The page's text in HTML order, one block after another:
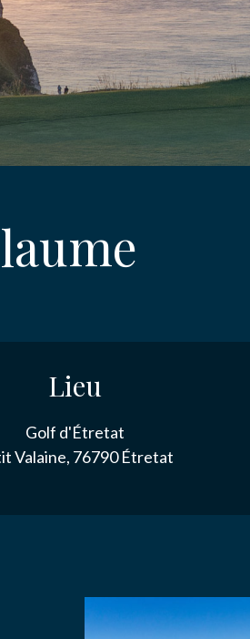
Lieu
Golf d'Étretat
Valaine, 76790 Étretat